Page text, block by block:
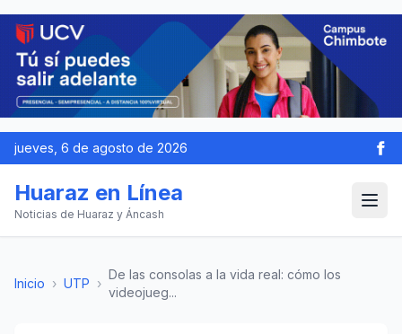
jueves, 6 de agosto de 2026
Huaraz en Línea
Noticias de Huaraz y Áncash
Inicio › UTP ›
De las consolas a la vida real: cómo los
videojueg...